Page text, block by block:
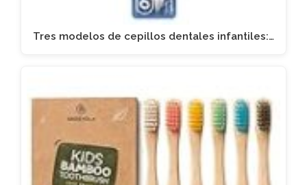
Tres modelos de cepillos dentales infantiles:…